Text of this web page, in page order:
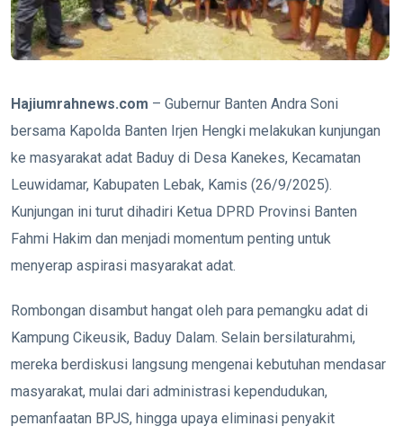
Hajiumrahnews.com – Gubernur Banten Andra Soni
bersama Kapolda Banten Irjen Hengki melakukan kunjungan
ke masyarakat adat Baduy di Desa Kanekes, Kecamatan
Leuwidamar, Kabupaten Lebak, Kamis (26/9/2025).
Kunjungan ini turut dihadiri Ketua DPRD Provinsi Banten
Fahmi Hakim dan menjadi momentum penting untuk
menyerap aspirasi masyarakat adat.
Rombongan disambut hangat oleh para pemangku adat di
Kampung Cikeusik, Baduy Dalam. Selain bersilaturahmi,
mereka berdiskusi langsung mengenai kebutuhan mendasar
masyarakat, mulai dari administrasi kependudukan,
pemanfaatan BPJS, hingga upaya eliminasi penyakit